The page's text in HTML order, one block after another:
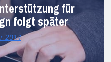
für
folgt später
2014